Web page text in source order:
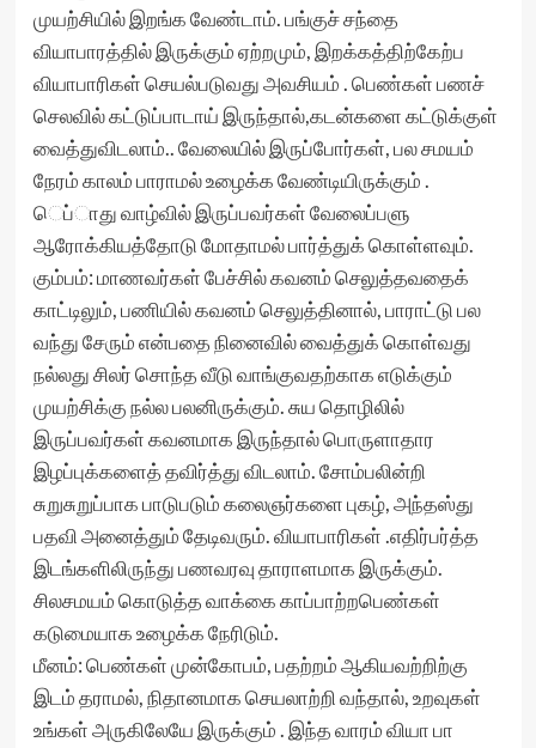
முயற்சியில் இறங்க வேண்டாம். பங்குச் சந்தை
வியாபாரத்தில் இருக்கும் ஏற்றமும், இறக்கத்திற்கேற்ப
வியாபாரிகள் செயல்படுவது அவசியம் . பெண்கள் பணச்
செலவில் கட்டுப்பாடாய் இருந்தால்,கடன்களை கட்டுக்குள்
வைத்துவிடலாம்.. வேலையில் இருப்போர்கள், பல சமயம்
நேரம் காலம் பாராமல் உழைக்க வேண்டியிருக்கும் .
ெப்ாது வாழ்வில் இருப்பவர்கள் வேலைப்பளு
ஆரோக்கியத்தோடு மோதாமல் பார்த்துக் கொள்ளவும்.
கும்பம்: மாணவர்கள் பேச்சில் கவனம் செலுத்தவதைக்
காட்டிலும், பணியில் கவனம் செலுத்தினால், பாராட்டு பல
வந்து சேரும் என்பதை நினைவில் வைத்துக் கொள்வது
நல்லது சிலர் சொந்த வீடு வாங்குவதற்காக எடுக்கும்
முயற்சிக்கு நல்ல பலனிருக்கும். சுய தொழிலில்
இருப்பவர்கள் கவனமாக இருந்தால் பொருளாதார
இழப்புக்களைத் தவிர்த்து விடலாம். சோம்பலின்றி
சுறுசுறுப்பாக பாடுபடும் கலைஞர்களை புகழ், அந்தஸ்து
பதவி அனைத்தும் தேடிவரும். வியாபாரிகள் .எதிர்பர்த்த
இடங்களிலிருந்து பணவரவு தாராளமாக இருக்கும்.
சிலசமயம் கொடுத்த வாக்கை காப்பாற்றபெண்கள்
கடுமையாக உழைக்க நேரிடும்.
மீனம்: பெண்கள் முன்கோபம், பதற்றம் ஆகியவற்றிற்கு
இடம் தராமல், நிதானமாக செயலாற்றி வந்தால், உறவுகள்
உங்கள் அருகிலேயே இருக்கும் . இந்த வாரம் வியா பா